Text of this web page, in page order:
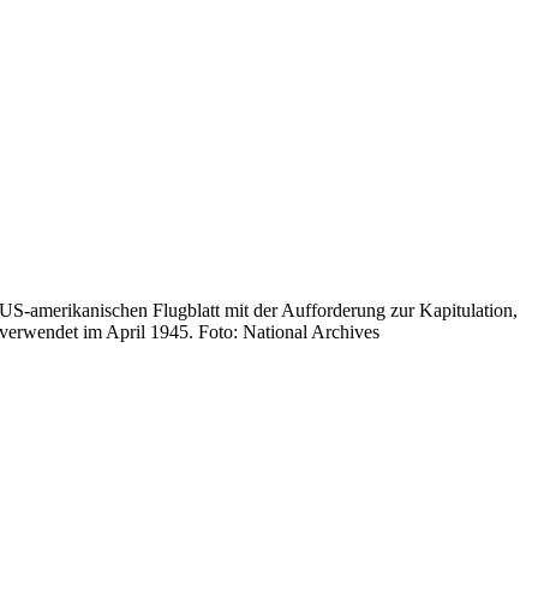
US-amerikanischen Flugblatt mit der Aufforderung zur Kapitulation,
verwendet im April 1945. Foto: National Archives